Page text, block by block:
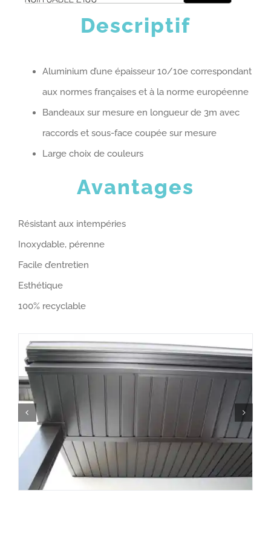
Descriptif
Aluminium d’une épaisseur 10/10e correspondant
aux normes françaises et à la norme européenne
Bandeaux sur mesure en longueur de 3m avec
raccords et sous-face coupée sur mesure
Large choix de couleurs
Avantages
Résistant aux intempéries
Inoxydable, pérenne
Facile d’entretien
Esthétique
100% recyclable